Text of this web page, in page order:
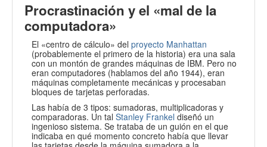
Procrastinación y el «mal de la
computadora»
El «centro de cálculo» del proyecto Manhattan
(probablemente el primero de la historia) era una sala
con un montón de grandes máquinas de IBM. Pero no
eran computadores (hablamos del año 1944), eran
máquinas completamente mecánicas y procesaban
bloques de tarjetas perforadas.
Las había de 3 tipos: sumadoras, multiplicadoras y
comparadoras. Un tal Stanley Frankel diseñó un
ingenioso sistema. Se trataba de un guión en el que
indicaba en qué momento concreto había que llevar